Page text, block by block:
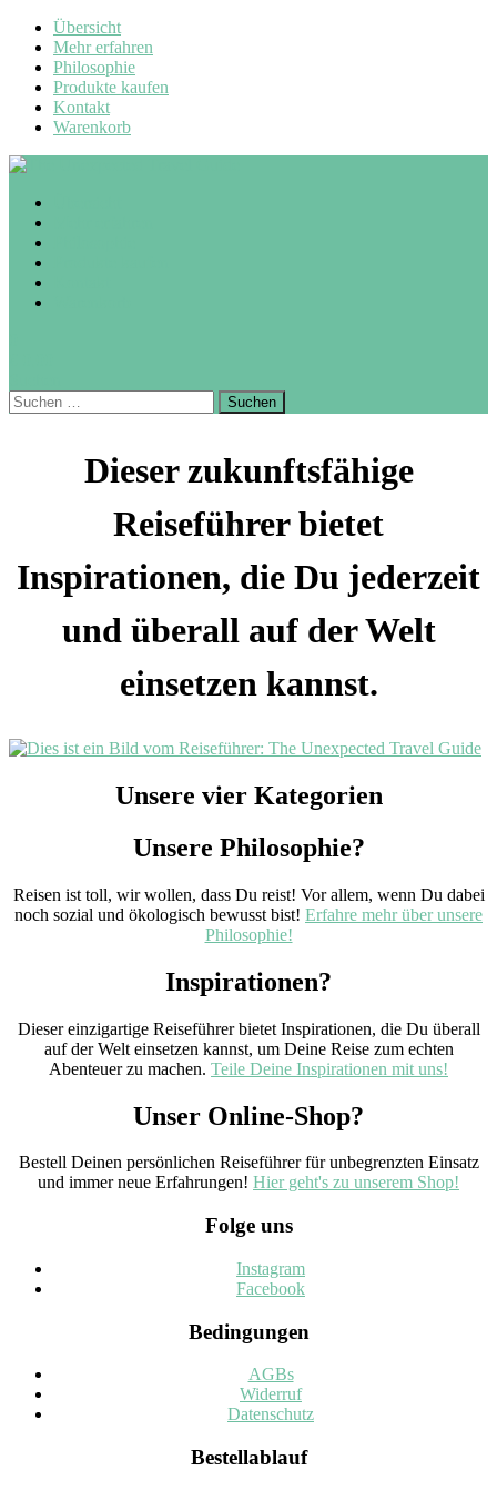
Übersicht
Mehr erfahren
Philosophie
Produkte kaufen
Kontakt
Warenkorb
Suchen
nach:
Dieser zukunftsfähige
Reiseführer bietet
Inspirationen, die Du jederzeit
und überall auf der Welt
einsetzen kannst.
Unsere vier Kategorien
Unsere Philosophie?
Reisen ist toll, wir wollen, dass Du reist! Vor allem, wenn Du dabei
noch sozial und ökologisch bewusst bist! Erfahre mehr über unsere
Philosophie!
Inspirationen?
Dieser einzigartige Reiseführer bietet Inspirationen, die Du überall
auf der Welt einsetzen kannst, um Deine Reise zum echten
Abenteuer zu machen. Teile Deine Inspirationen mit uns!
Unser Online-Shop?
Bestell Deinen persönlichen Reiseführer für unbegrenzten Einsatz
und immer neue Erfahrungen! Hier geht's zu unserem Shop!
Folge uns
Instagram
Facebook
Bedingungen
AGBs
Widerruf
Datenschutz
Bestellablauf